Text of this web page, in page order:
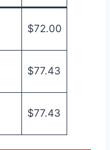
$72.00
$77.43
$77.43